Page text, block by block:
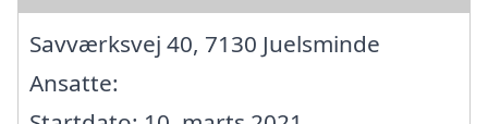
Savværksvej 40, 7130 Juelsminde
Ansatte: